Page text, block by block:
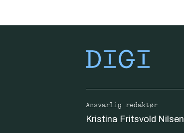
Ansvarlig redaktør
Kristina Fritsvold Nilsen